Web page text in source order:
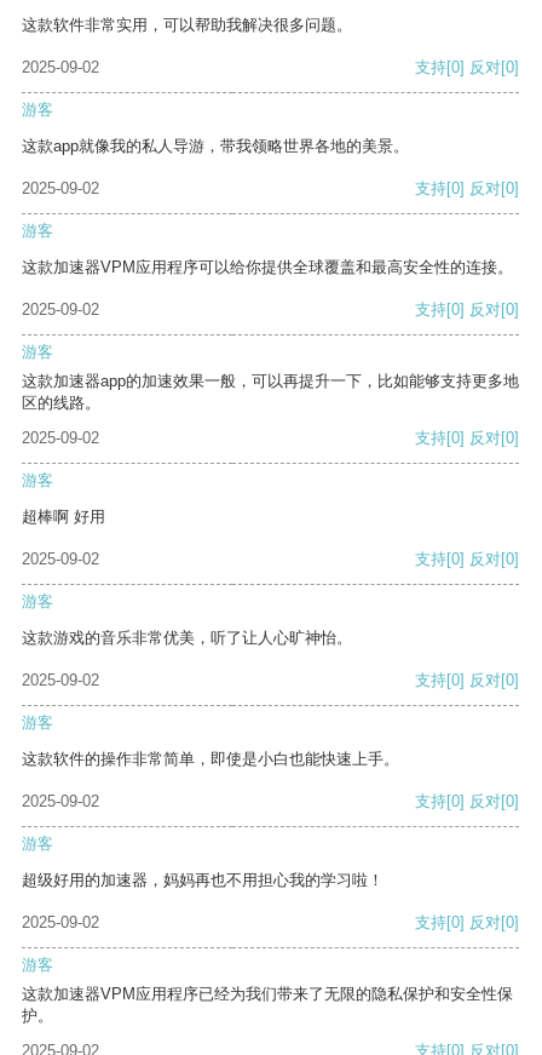
这款软件非常实用，可以帮助我解决很多问题。
2025-09-02 支持[0] 反对[0]
游客
这款app就像我的私人导游，带我领略世界各地的美景。
2025-09-02 支持[0] 反对[0]
游客
这款加速器VPM应用程序可以给你提供全球覆盖和最高安全性的连接。
2025-09-02 支持[0] 反对[0]
游客
这款加速器app的加速效果一般，可以再提升一下，比如能够支持更多地
区的线路。
2025-09-02
支持[0] 反对[0]
游客
超棒啊 好用
2025-09-02 支持[0] 反对[0]
游客
这款游戏的音乐非常优美，听了让人心旷神怡。
2025-09-02 支持[0] 反对[0]
游客
这款软件的操作非常简单，即使是小白也能快速上手。
2025-09-02 支持[0] 反对[0]
游客
超级好用的加速器，妈妈再也不用担心我的学习啦！
2025-09-02 支持[0] 反对[0]
游客
这款加速器VPM应用程序已经为我们带来了无限的隐私保护和安全性保
护。
2025-09-02
支持[0] 反对[0]